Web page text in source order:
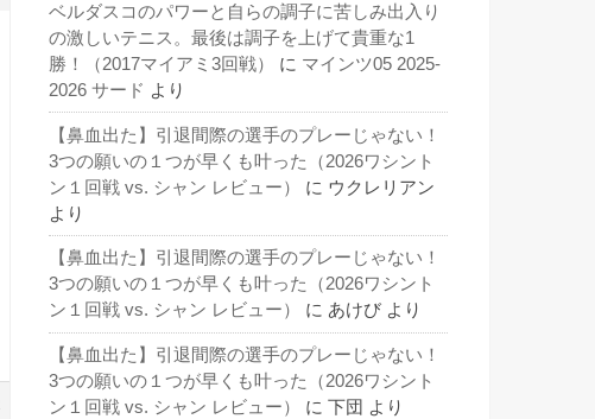
ベルダスコのパワーと自らの調子に苦しみ出入り
の激しいテニス。最後は調子を上げて貴重な1
勝！（2017マイアミ3回戦）
に マインツ05 2025-
2026 サード より
【鼻血出た】引退間際の選手のプレーじゃない！
3つの願いの１つが早くも叶った（2026ワシント
ン１回戦 vs. シャン レビュー）
に ウクレリアン
より
【鼻血出た】引退間際の選手のプレーじゃない！
3つの願いの１つが早くも叶った（2026ワシント
ン１回戦 vs. シャン レビュー）
に あけび より
【鼻血出た】引退間際の選手のプレーじゃない！
3つの願いの１つが早くも叶った（2026ワシント
ン１回戦 vs. シャン レビュー）
に 下団 より